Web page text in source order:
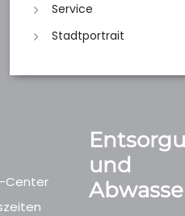
Service
Stadtportrait
Center
und